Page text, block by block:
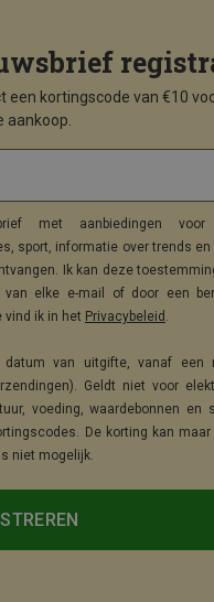
een kortingscode van €10
aankoop.
met aanbiedingen voor
sport, informatie over trends
Ik kan deze
elke e-mail of door een
vind ik in het Privacybeleid .
van uitgifte, vanaf een
Geldt niet voor
voeding, waardebonnen en
De korting kan maar
niet mogelijk.